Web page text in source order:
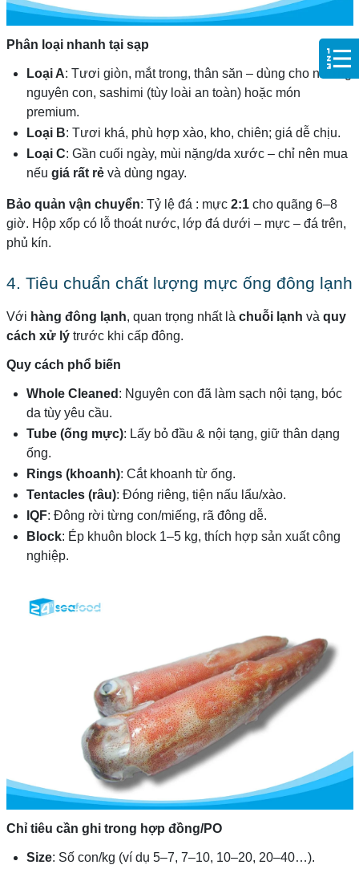
Phân loại nhanh tại sạp
Loại A: Tươi giòn, mắt trong, thân săn – dùng cho nướng
nguyên con, sashimi (tùy loài an toàn) hoặc món
premium.
Loại B: Tươi khá, phù hợp xào, kho, chiên; giá dễ chịu.
Loại C: Gần cuối ngày, mùi nặng/da xước – chỉ nên mua
nếu giá rất rẻvà dùng ngay.
Bảo quản vận chuyển: Tỷ lệ đá : mực 2:1cho quãng 6–8
giờ. Hộp xốp có lỗ thoát nước, lớp đá dưới – mực – đá trên,
phủ kín.
4. Tiêu chuẩn chất lượng mực ống đông lạnh
Với hàng đông lạnh, quan trọng nhất là chuỗi lạnh và quy
cách xử lýtrước khi cấp đông.
Quy cách phổ biến
Whole Cleaned : Nguyên con đã làm sạch nội tạng, bóc
da tùy yêu cầu.
Tube (ống mực): Lấy bỏ đầu & nội tạng, giữ thân dạng
ống.
Rings (khoanh): Cắt khoanh từ ống.
Tentacles (râu): Đóng riêng, tiện nấu lẩu/xào.
IQF: Đông rời từng con/miếng, rã đông dễ.
Block: Ép khuôn block 1–5 kg, thích hợp sản xuất công
nghiệp.
Chỉ tiêu cần ghi trong hợp đồng/PO
Size: Số con/kg (ví dụ 5–7, 7–10, 10–20, 20–40…).